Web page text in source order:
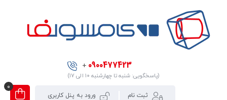
0900477423
+
(پاسخگویی: شنبه تا چهارشنبه ۱۰ الی ۱۷)
ثبت نام ورود به پنل کاربری
0